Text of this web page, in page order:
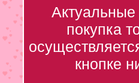
покупка
кнопке